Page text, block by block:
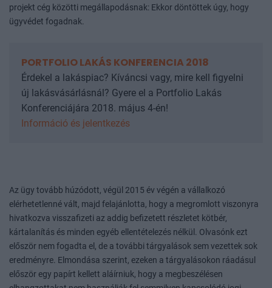
projekt cég közötti megállapodásnak: Ekkor döntöttek úgy, hogy
ügyvédet fogadnak.
PORTFOLIO LAKÁS KONFERENCIA 2018
Érdekel a lakáspiac? Kíváncsi vagy, mire kell figyelni
új lakásvásárlásnál? Gyere el a Portfolio Lakás
Konferenciájára 2018. május 4-én!
Információ és jelentkezés
Az ügy tovább húzódott, végül 2015 év végén a vállalkozó
elérhetetlenné vált, majd felajánlotta, hogy a megromlott viszonyra
hivatkozva visszafizeti az addig befizetett részletet kötbér,
kártalanítás és minden egyéb ellentételezés nélkül. Olvasónk ezt
először nem fogadta el, de a további tárgyalások sem vezettek sok
eredményre. Elmondása szerint, ezeken a tárgyalásokon ráadásul
először egy papírt kellett aláírniuk, hogy a megbeszélésen